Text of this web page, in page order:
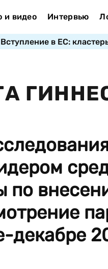
и видео Интервью
Вступление в ЕС:
по
декабре